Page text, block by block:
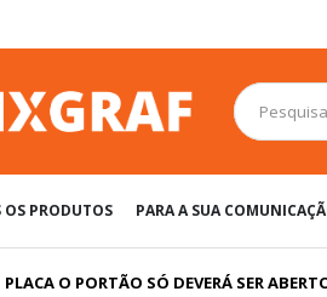
Pesquisa
OS PRODUTOS PARA A SUA
PLACA O PORTÃO SÓ DEVERÁ SER